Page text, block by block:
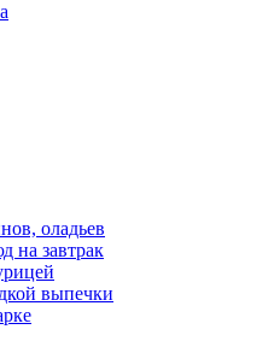
оладьев
на завтрак
выпечки